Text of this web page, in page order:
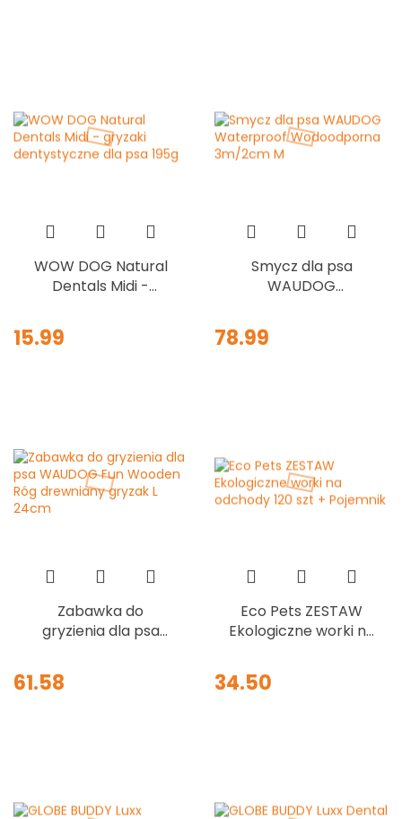
WOW DOG Natural
Dentals Midi -
dentystyczne dla
15.99
Smycz dla psa
WAUDOG
Wodoodporna
3m/2cm M
78.99
Zabawka do
gryzienia dla psa
Wooden Róg
drewniany gryzak L
61.58
Eco Pets ZESTAW
Ekologiczne worki na
34.50